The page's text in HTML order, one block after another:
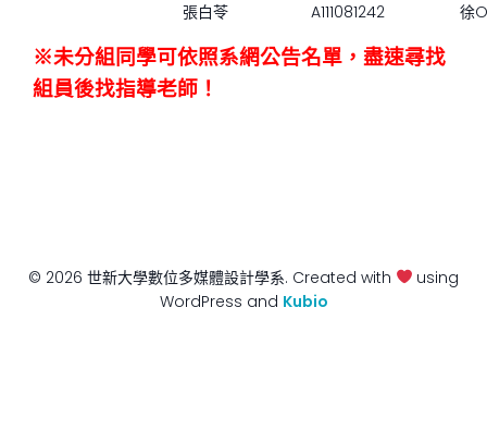
張白苓
A111081242 徐
※未分組同學可依照系網公告名單，盡速尋找
組員後找指導老師！
© 2026 世新大學數位多媒體設計學系. Created with
using
WordPress and Kubio